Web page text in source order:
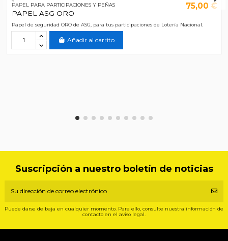
PAPEL PARA PARTICIPACIONES Y PEÑAS
PAPEL ASG ORO
75,00 €
Papel de seguridad ORO de ASG, para tus participaciones de Lotería Nacional.
Añadir al carrito
Suscripción a nuestro boletín de noticias
Puede darse de baja en cualquier momento. Para ello, consulte nuestra información de
contacto en el aviso legal.